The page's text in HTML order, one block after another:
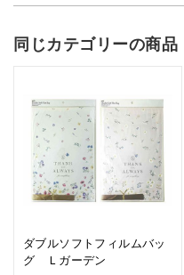
同じカテゴリーの商品
ダブルソフトフィルムバッ
グ Ｌガーデン